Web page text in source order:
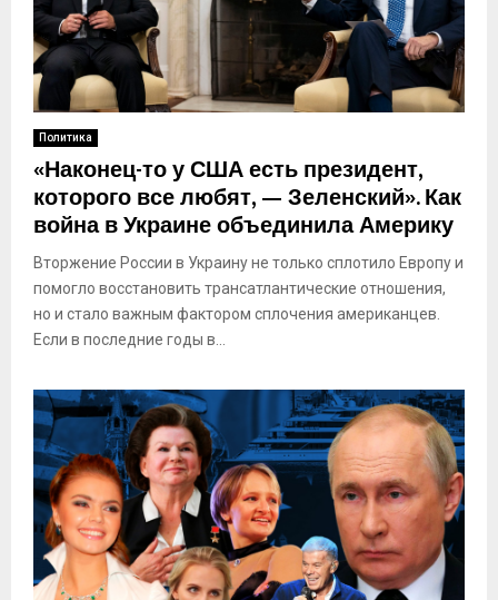
Политика
«Наконец-то у США есть президент,
которого все любят, — Зеленский». Как
война в Украине объединила Америку
Вторжение России в Украину не только сплотило Европу и
помогло восстановить трансатлантические отношения,
но и стало важным фактором сплочения американцев.
Если в последние годы в...